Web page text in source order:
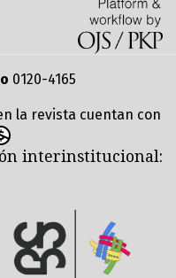
0120-4165
la revista cuentan con
interinstitucional: